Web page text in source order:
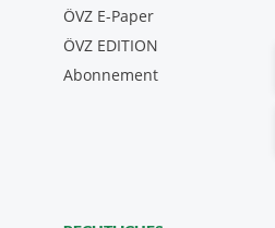
ÖVZ E-Paper
Abonnement
ÖVZ EDITION